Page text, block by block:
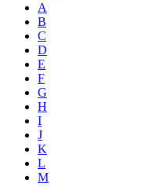
A
B
C
D
E
F
G
H
I
J
K
L
M